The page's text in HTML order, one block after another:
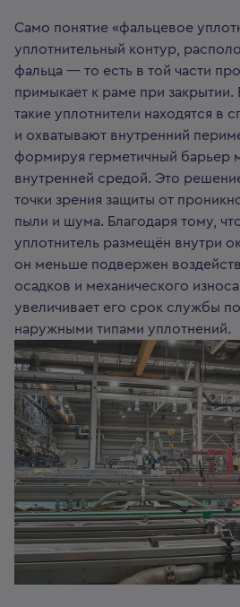
Само понятие «фальцевое
уплотнительный контур,
фальца — то есть в той части
примыкает к раме при закрытии.
такие уплотнители находятся в
и охватывают внутренний
формируя герметичный барьер
внутренней средой. Это
точки зрения защиты от
пыли и шума. Благодаря тому,
уплотнитель размещён внутри
он меньше подвержен
осадков и механического
увеличивает его срок службы
наружными типами уплотнений.